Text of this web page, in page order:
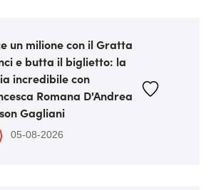
un milione con il Gratta
e butta il biglietto: la
incredibile con
Romana D'Andrea
Gagliani
05-08-2026